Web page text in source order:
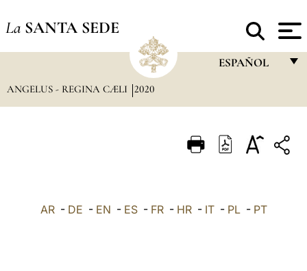
La SANTA SEDE
ESPAÑOL
ITALIANO
ANGELUS - REGINA CÆLI 2020
AR- DE - EN - ES- FR- HR- IT- PL- PT